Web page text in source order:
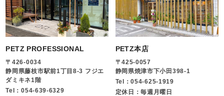
PETZ PROFESSIONAL
〒426-0034
静岡県藤枝市駅前1丁目8-3 フジエ
ダミキネ1階
Tel：054-639-6329
PETZ本店
〒425-0057
静岡県焼津市下小田398-1
Tel：054-625-1919
定休日：毎週月曜日